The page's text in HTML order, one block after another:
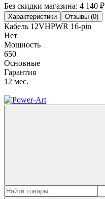
Без скидки магазина: 4 140 ₽
Характеристики Отзывы (0)
Кабель 12VHPWR 16-pin
Нет
Мощность
650
Основные
Гарантия
12 мес.